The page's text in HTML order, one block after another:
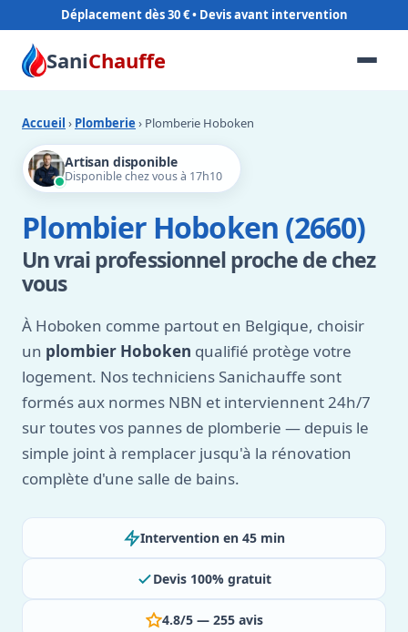
Déplacement dès 30 €
SaniChauffe
Accueil › Plomberie › Plomberie Hoboken
Artisan disponible
Disponible chez vous à 17h10
Plombier Hoboken (2660)
Un vrai professionnel proche de chez
vous
À Hoboken comme partout en Belgique, choisir
un plombier Hoboken qualifié protège votre
logement. Nos techniciens Sanichauffe sont
formés aux normes NBN et interviennent 24h/7
sur toutes vos pannes de plomberie — depuis le
simple joint à remplacer jusqu'à la rénovation
complète d'une salle de bains.
Intervention en 45 min
Devis 100% gratuit
4.8/5 — 255 avis